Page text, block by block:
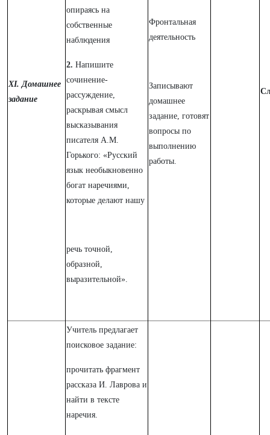
XI. Домашнее
задание
опираясь на
собственные
наблюдения
2. Напишите
сочинение-
рассуждение,
раскрывая смысл
высказывания
писателя А.М.
Горького: «Русский
язык необыкновенно
богат наречиями,
которые делают нашу
речь точной,
образной,
выразительной».
Фронтальная
деятельность
Записывают
домашнее
задание, готовят
вопросы по
выполнению
работы.
Учитель предлагает
поисковое задание:
прочитать фрагмент
рассказа И. Лаврова и
найти в тексте
наречия.